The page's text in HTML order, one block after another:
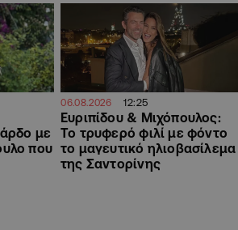
με
που
06.08.2026 12:25
Ευριπίδου & Μιχόπουλος:
Το τρυφερό φιλί με φόντο
το μαγευτικό ηλιοβασίλεμα
της Σαντορίνης